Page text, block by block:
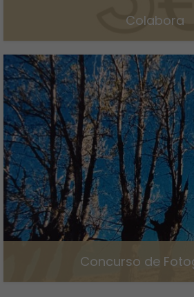
Colabora
8 de marzo de
Concurso de